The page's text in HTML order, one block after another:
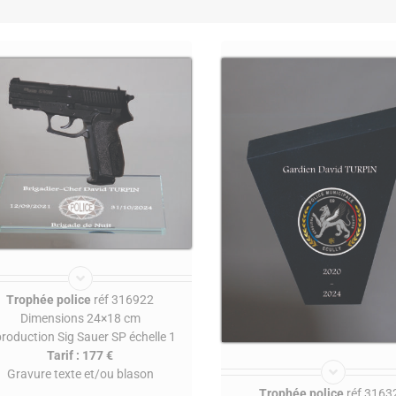
Trophée police réf 316922
Dimensions 24×18 cm
Sig Sauer SP échelle 1
Tarif : 177 €
Gravure texte et/ou blason